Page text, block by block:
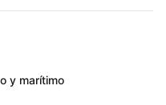
y marítimo